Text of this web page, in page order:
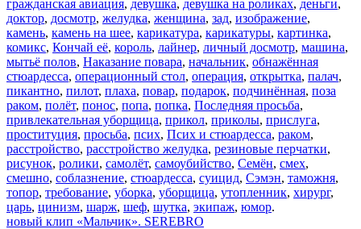
гражданская авиация, девушка, девушка на роликах, деньги,
доктор, досмотр, желудка, женщина, зад, изображение,
камень, камень на шее, карикатура, карикатуры, картинка,
комикс, Кончай её, король, лайнер, личный досмотр, машина,
мытьё полов, Наказание повара, начальник, обнажённая
стюардесса, операционный стол, операция, открытка, палач,
пикантно, пилот, плаха, повар, подарок, подчинённая, поза
раком, полёт, понос, попа, попка, Последняя просьба,
привлекательная уборщица, прикол, приколы, прислуга,
проституция, просьба, псих, Псих и стюардесса, раком,
расстройство, расстройство желудка, резиновые перчатки,
рисунок, ролики, самолёт, самоубийство, Семён, смех,
смешно, соблазнение, стюардесса, суицид, Сэмэн, таможня,
топор, требование, уборка, уборщица, утопленник, хирург,
царь, цинизм, шарж, шеф, шутка, экипаж, юмор.
новый клип «Мальчик». SEREBRO